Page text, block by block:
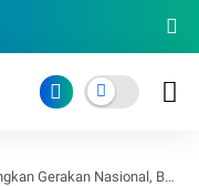
Nasional, Bupati Kampar Ahmad Yuzar Hadir Langsung Ambil Rapor Anak di Sekolah